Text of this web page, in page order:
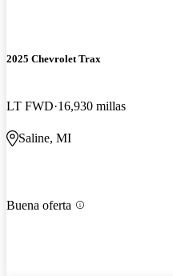
2025 Chevrolet Trax
LT FWD 16,930 millas
Saline, MI
Buena oferta